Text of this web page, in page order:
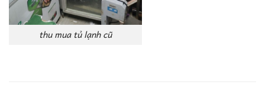
thu mua tủ lạnh cũ